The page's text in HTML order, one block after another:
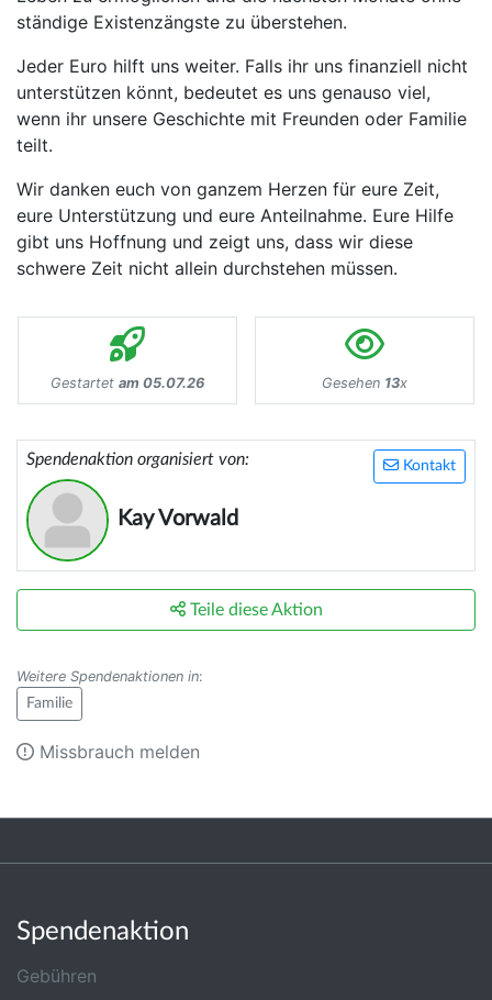
ständige Existenzängste zu überstehen.
Jeder Euro hilft uns weiter. Falls ihr uns finanziell nicht
unterstützen könnt, bedeutet es uns genauso viel,
wenn ihr unsere Geschichte mit Freunden oder Familie
teilt.
Wir danken euch von ganzem Herzen für eure Zeit,
eure Unterstützung und eure Anteilnahme. Eure Hilfe
gibt uns Hoffnung und zeigt uns, dass wir diese
schwere Zeit nicht allein durchstehen müssen.
Gestartet am 05.07.26 Gesehen 13x
Kontakt
Spendenaktion organisiert von:
Kay Vorwald
Teile diese Aktion
Weitere Spendenaktionen in:
Familie
Missbrauch melden
Spendenaktion
Gebühren